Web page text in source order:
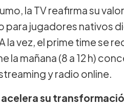
la TV reafirma su
para jugadores nativos
la vez, el prime time se
la mañana (8 a 12 h)
y radio online.
acelera su